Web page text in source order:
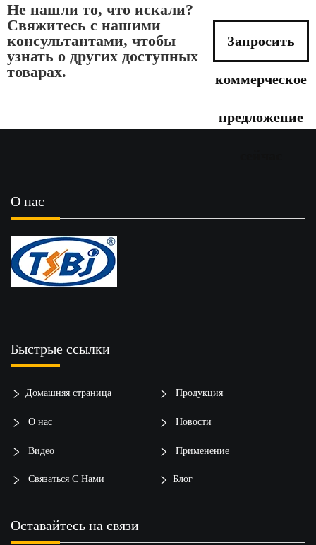
Не нашли то, что искали?
Свяжитесь с нашими
консультантами, чтобы
узнать о других доступных
товарах.
Запросить
коммерческое
предложение
О нас
Быстрые ссылки
Домашняя страница Продукция
О нас Новости
Видео Применение
Связаться С Нами Блог
Оставайтесь на связи